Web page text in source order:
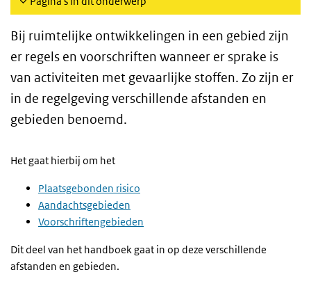
Bij ruimtelijke ontwikkelingen in een gebied zijn
er regels en voorschriften wanneer er sprake is
van activiteiten met gevaarlijke stoffen. Zo zijn er
in de regelgeving verschillende afstanden en
gebieden benoemd.
Het gaat hierbij om het
Plaatsgebonden risico
Aandachtsgebieden
Voorschriftengebieden
Dit deel van het handboek gaat in op deze verschillende
afstanden en gebieden.